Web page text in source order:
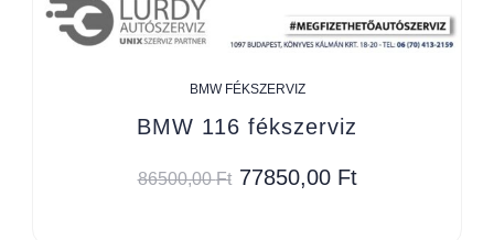
BMW FÉKSZERVIZ
BMW 116 fékszerviz
86500,00Ft 77850,00 Ft